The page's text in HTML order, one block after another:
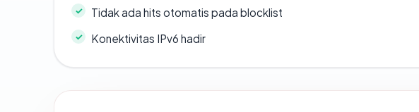
Tidak ada hits otomatis pada blocklist
Konektivitas IPv6 hadir